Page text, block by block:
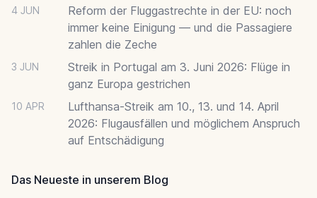
4 JUN
Reform der Fluggastrechte in der EU: noch
immer keine Einigung — und die Passagiere
zahlen die Zeche
3 JUN
Streik in Portugal am 3. Juni 2026: Flüge in
ganz Europa gestrichen
10 APR
Lufthansa-Streik am 10., 13. und 14. April
2026: Flugausfällen und möglichem Anspruch
auf Entschädigung
Das Neueste in unserem Blog